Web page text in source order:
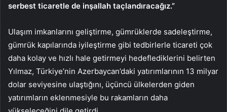
serbest ticaretle de inşallah taçlandıracağız.”
Ulaşım imkanlarını geliştirme, gümrüklerde sadeleştirme,
gümrük kapılarında iyileştirme gibi tedbirlerle ticareti çok
daha kolay ve hızlı hale getirmeyi hedeflediklerini belirten
Yılmaz, Türkiye’nin Azerbaycan’daki yatırımlarının 13 milyar
dolar seviyesine ulaştığını, üçüncü ülkelerden giden
yatırımların eklenmesiyle bu rakamların daha